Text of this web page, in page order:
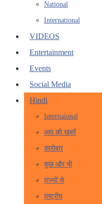
National
International
VIDEOS
Entertainment
Events
Social Media
Hindi
Internaional
आप की खबरें
कारोबार
कुछ और भी
राज्यों से
राष्ट्रीय